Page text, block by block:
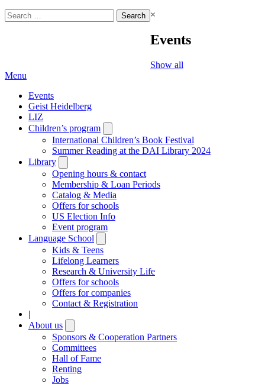
Search
for:
×
Events
Show all
Menu
Events
Geist Heidelberg
LIZ
Children’s program
submenu
International Children’s Book Festival
Summer Reading at the DAI Library 2024
Library
submenu
Opening hours & contact
Membership & Loan Periods
Catalog & Media
Offers for schools
US Election Info
Event program
Language School
submenu
Kids & Teens
Lifelong Learners
Research & University Life
Offers for schools
Offers for companies
Contact & Registration
|
About us
submenu
Sponsors & Cooperation Partners
Committees
Hall of Fame
Renting
Jobs